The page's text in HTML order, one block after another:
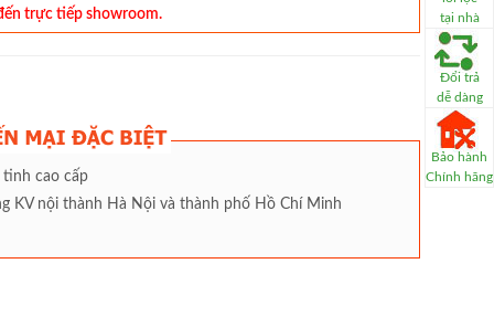
tại nhà
Đổi trả
dễ dàng
Bảo hành
Chính hãng
trực tiếp showroom.
tinh cao cấp
KV nội thành Hà Nội và thành phố Hồ Chí Minh